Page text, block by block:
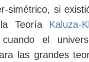
simétrico, si
Teoría Kaluza-
cuando el
las grandes